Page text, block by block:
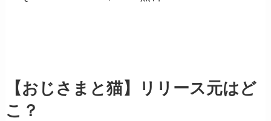
【おじさまと猫】リリース元はど
こ？